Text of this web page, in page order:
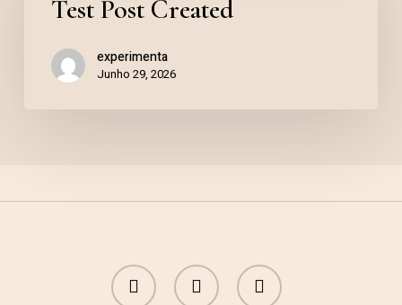
Test Post Created
experimenta
Junho 29, 2026
facebook instagram whatsapp